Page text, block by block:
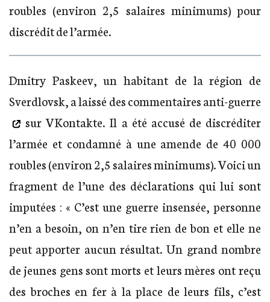
roubles (environ 2,5 salaires minimums) pour
discrédit de l’armée.
Dmitry Paskeev, un habitant de la région de
Sverdlovsk, alaissé des commentaires anti-guerre
sur VKontakte. Il a été accusé de discréditer
l’armée et condamné à une amende de 40 000
roubles (environ 2,5 salaires minimums). Voici un
fragment de l’une des déclarations qui lui sont
imputées : « C’est une guerre insensée, personne
n’en a besoin, on n’en tire rien de bon et elle ne
peut apporter aucun résultat. Un grand nombre
de jeunes gens sont morts et leurs mères ont reçu
des broches en fer à la place de leurs fils, c’est